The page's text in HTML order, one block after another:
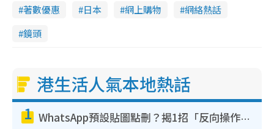
著數優惠
日本 網上購物
網絡熱話
鏡頭
港生活人氣本地熱話
1 WhatsApp預設貼圖點刪？揭1招「反向操作」還原簡潔介面 附3步實測教學